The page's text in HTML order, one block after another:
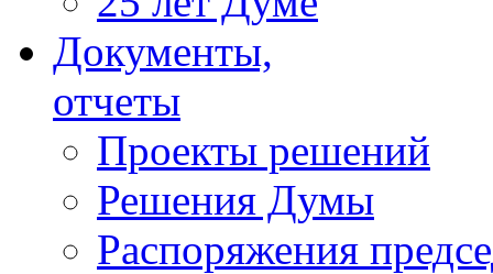
Документы,
отчеты
Проекты решений
Решения Думы
Распоряжения